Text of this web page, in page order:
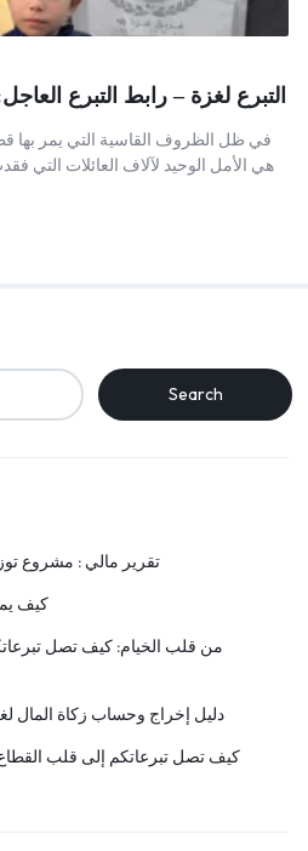
التبرع لغزة – رابط التبرع
في ظل الظروف القاسية التي يمر بها
هي الأمل الوحيد لآلاف العائلات التي
Search
تقرير مالي : مشروع
كيف
دليل إخراج وحساب زكاة المال لغزة 2026: أمانة تصل